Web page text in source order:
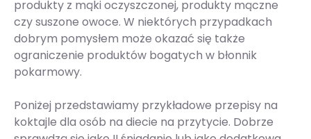
produkty z mąki oczyszczonej, produkty mączne
czy suszone owoce. W niektórych przypadkach
dobrym pomysłem może okazać się także
ograniczenie produktów bogatych w błonnik
pokarmowy.
Poniżej przedstawiamy przykładowe przepisy na
koktajle dla osób na diecie na przytycie. Dobrze